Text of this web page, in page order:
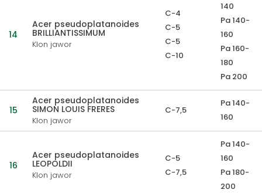
14
Acer pseudoplatanoides
BRILLIANTISSIMUM
Klon jawor
C-4
C-5
C-5
C-10
140
Pa 140-
160
Pa 160-
180
Pa 200
15
Acer pseudoplatanoides
SIMON LOUIS FRERES
Klon jawor
C-7,5
Pa 140-
160
16
Acer pseudoplatanoides
LEOPOLDII
Klon jawor
C-5
C-7,5
Pa 140-
160
Pa 180-
200